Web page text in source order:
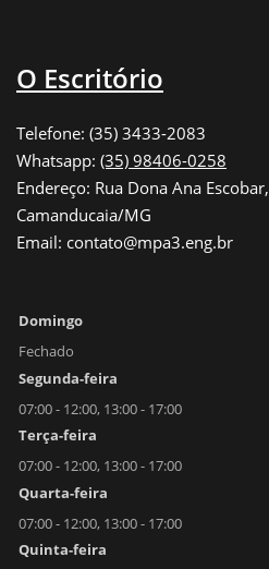
O Escritório
Telefone: (35) 3433-2083
Whatsapp: (35) 98406-0258
Endereço: Rua Dona Ana
Camanducaia/MG
Email: contato@mpa3.eng.br
Domingo
Fechado
Segunda-feira
07:00 - 12:00, 13:00 - 17:00
Terça-feira
07:00 - 12:00, 13:00 - 17:00
Quarta-feira
07:00 - 12:00, 13:00 - 17:00
Quinta-feira